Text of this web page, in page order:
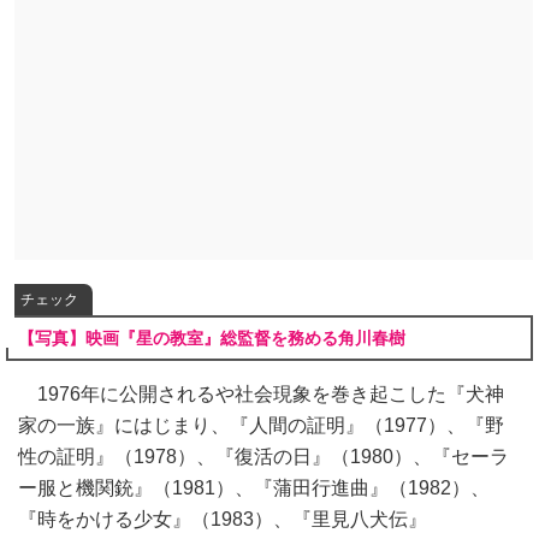
チェック
【写真】映画『星の教室』総監督を務める角川春樹
1976年に公開されるや社会現象を巻き起こした『犬神
家の一族』にはじまり、『人間の証明』（1977）、『野
性の証明』（1978）、『復活の日』（1980）、『セーラ
ー服と機関銃』（1981）、『蒲田行進曲』（1982）、
『時をかける少女』（1983）、『里見八犬伝』